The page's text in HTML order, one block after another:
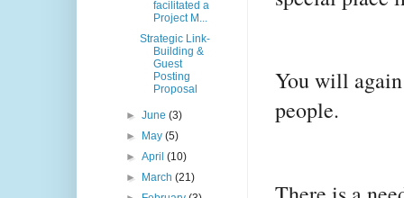
You will
people.
facilitated a
Project M...
Strategic Link-
Building &
Guest
Posting
Proposal
►June(3)
►
May(5)
►April(10)
►
March(21)